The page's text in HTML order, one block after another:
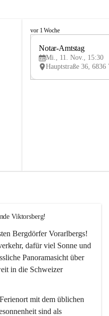
V
vor 1 Woche
Notar-Amtstag
Mi., 11. Nov., 15:30
Viktorsberg!
Bergdörfer Vorarlbergs!
dafür viel Sonne und
Panoramasicht über
in die Schweizer
mit dem üblichen
sind als